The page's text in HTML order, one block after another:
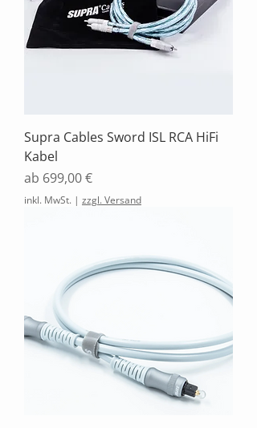
Supra Cables Sword ISL RCA HiFi
Kabel
ab 699,00 €
Sale-Preis
inkl. MwSt. | zzgl. Versand